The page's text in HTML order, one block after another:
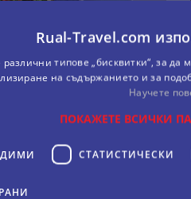
Rual-Travel.com
типове „бисквитки“, за
на съдържанието и за
Научете
ПОКАЖЕТЕ ВСИЧКИ
СТАТИСТИЧЕСКИ